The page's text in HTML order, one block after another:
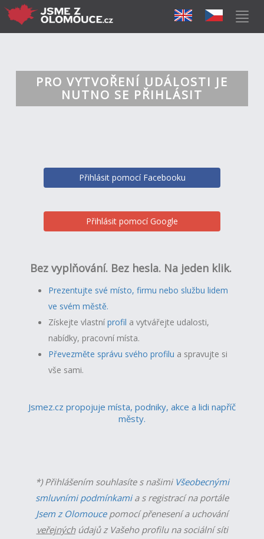
PRO VYTVOŘENÍ UDÁLOSTI JE
NUTNO SE PŘIHLÁSIT
Přihlásit pomocí Facebooku
Přihlásit pomocí Google
Bez vyplňování. Bez hesla. Na jeden klik.
Prezentujte své místo, firmu nebo službu lidem
ve svém městě.
Získejte vlastníprofil a vytvářejte udalosti,
nabídky, pracovní místa.
Převezměte správu svého profilu a spravujte si
vše sami.
Jsmez.cz propojuje místa, podniky, akce a lidi napříč
městy.
*) Přihlášením souhlasíte s našimi Všeobecnými
smluvními podmínkamia s registrací na portále
Jsem z Olomoucepomocí přenesení a uchování
veřejnýchúdajů z Vašeho profilu na sociální síti